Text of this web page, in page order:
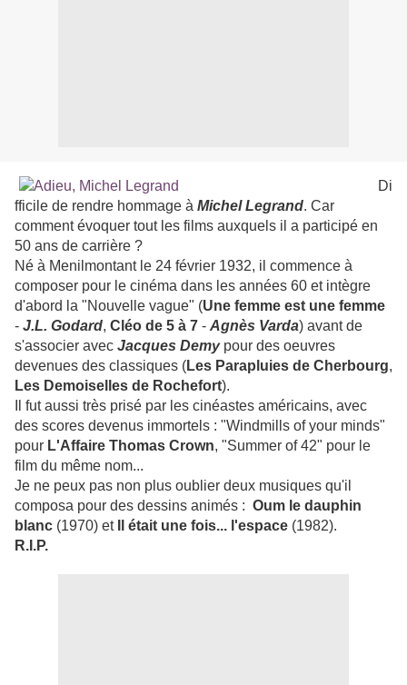
Di
fficile de rendre hommage à Michel Legrand. Car
comment évoquer tout les films auxquels il a participé en
50 ans de carrière ?
Né à Menilmontant le 24 février 1932, il commence à
composer pour le cinéma dans les années 60 et intègre
d'abord la "Nouvelle vague" (Une femme est une femme
- J.L. Godard, Cléo de 5 à 7 - Agnès Varda) avant de
s'associer avec Jacques Demypour des oeuvres
devenues des classiques (Les Parapluies de Cherbourg,
Les Demoiselles de Rochefort).
Il fut aussi très prisé par les cinéastes américains, avec
des scores devenus immortels : "Windmills of your minds"
pour L'Affaire Thomas Crown, "Summer of 42" pour le
film du même nom...
Je ne peux pas non plus oublier deux musiques qu'il
composa pour des dessins animés : Oum le dauphin
blanc (1970) et Il était une fois... l'espace (1982).
R.I.P.